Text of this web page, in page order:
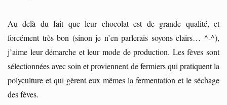
Au delà du fait que leur chocolat est de grande qualité, et
forcément très bon (sinon je n’en parlerais soyons clairs… ^-^),
j’aime leur démarche et leur mode de production. Les fèves sont
sélectionnées avec soin et proviennent de fermiers qui pratiquent la
polyculture et qui gèrent eux mêmes la fermentation et le séchage
des fèves.